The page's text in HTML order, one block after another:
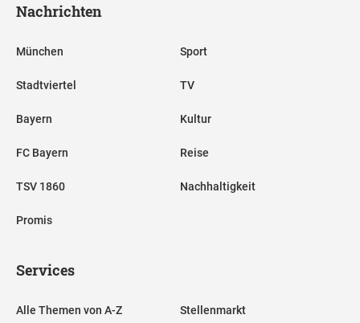
Nachrichten
München
Stadtviertel
Bayern
FC Bayern
TSV 1860
Promis
Sport
TV
Kultur
Reise
Nachhaltigkeit
Services
Alle Themen von A-Z Stellenmarkt